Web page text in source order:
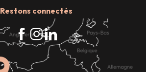
Restons connectés